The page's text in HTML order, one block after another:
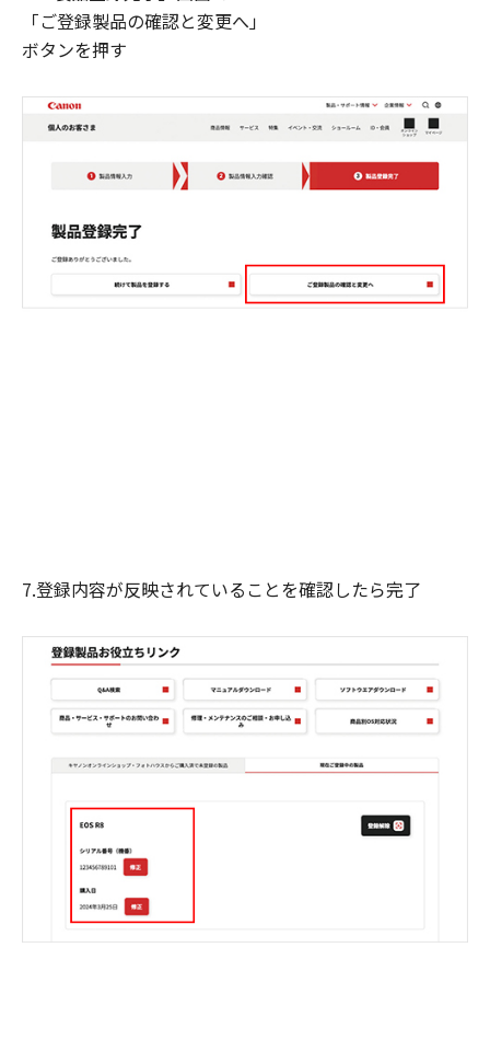
「ご登録製品の確認と変更へ」
ボタンを押す
7.登録内容が反映されていることを確認したら完了